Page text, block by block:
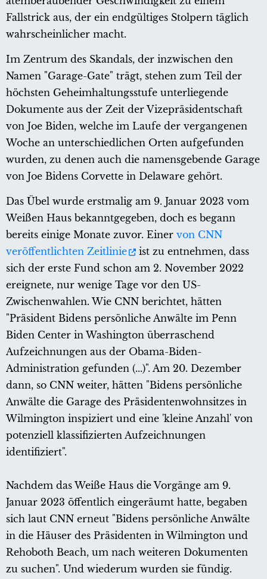
Fallstrick aus, der ein endgültiges Stolpern täglich
wahrscheinlicher macht.
Im Zentrum des Skandals, der inzwischen den
Namen "Garage-Gate" trägt, stehen zum Teil der
höchsten Geheimhaltungsstufe unterliegende
Dokumente aus der Zeit der Vizepräsidentschaft
von Joe Biden, welche im Laufe der vergangenen
Woche an unterschiedlichen Orten aufgefunden
wurden, zu denen auch die namensgebende Garage
von Joe Bidens Corvette in Delaware gehört.
Das Übel wurde erstmalig am 9. Januar 2023 vom
Weißen Haus bekanntgegeben, doch es begann
bereits einige Monate zuvor. Einer von CNN
veröffentlichten Zeitlinie
ist zu entnehmen, dass
sich der erste Fund schon am 2. November 2022
ereignete, nur wenige Tage vor den US-
Zwischenwahlen. Wie CNN berichtet, hätten
"Präsident Bidens persönliche Anwälte im Penn
Biden Center in Washington überraschend
Aufzeichnungen aus der Obama-Biden-
Administration gefunden (...)". Am 20. Dezember
dann, so CNN weiter, hätten "Bidens persönliche
Anwälte die Garage des Präsidentenwohnsitzes in
Wilmington inspiziert und eine 'kleine Anzahl' von
potenziell klassifizierten Aufzeichnungen
identifiziert".
Nachdem das Weiße Haus die Vorgänge am 9.
Januar 2023 öffentlich eingeräumt hatte, begaben
sich laut CNN erneut "Bidens persönliche Anwälte
in die Häuser des Präsidenten in Wilmington und
Rehoboth Beach, um nach weiteren Dokumenten
zu suchen". Und wiederum wurden sie fündig.